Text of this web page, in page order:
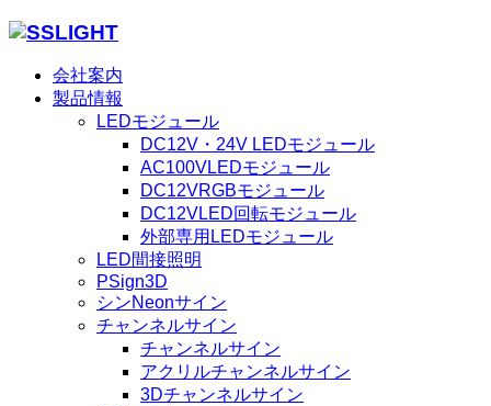
会社案内
製品情報
LEDモジュール
DC12V・24V LEDモジュール
AC100VLEDモジュール
DC12VRGBモジュール
DC12VLED回転モジュール
外部専用LEDモジュール
LED間接照明
PSign3D
シンNeonサイン
チャンネルサイン
チャンネルサイン
アクリルチャンネルサイン
3Dチャンネルサイン